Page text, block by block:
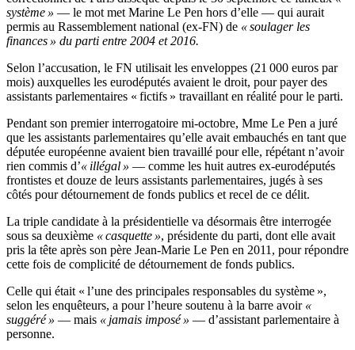
système » — le mot met Marine Le Pen hors d’elle — qui aurait
permis au Rassemblement national (ex-FN) de « soulager les
finances » du parti entre 2004 et 2016.
Selon l’accusation, le FN utilisait les enveloppes (21 000 euros par
mois) auxquelles les eurodéputés avaient le droit, pour payer des
assistants parlementaires « fictifs » travaillant en réalité pour le parti.
Pendant son premier interrogatoire mi-octobre, Mme Le Pen a juré
que les assistants parlementaires qu’elle avait embauchés en tant que
députée européenne avaient bien travaillé pour elle, répétant n’avoir
rien commis d’« illégal » — comme les huit autres ex-eurodéputés
frontistes et douze de leurs assistants parlementaires, jugés à ses
côtés pour détournement de fonds publics et recel de ce délit.
La triple candidate à la présidentielle va désormais être interrogée
sous sa deuxième « casquette », présidente du parti, dont elle avait
pris la tête après son père Jean-Marie Le Pen en 2011, pour répondre
cette fois de complicité de détournement de fonds publics.
Celle qui était « l’une des principales responsables du système »,
selon les enquêteurs, a pour l’heure soutenu à la barre avoir «
suggéré » — mais « jamais imposé » — d’assistant parlementaire à
personne.